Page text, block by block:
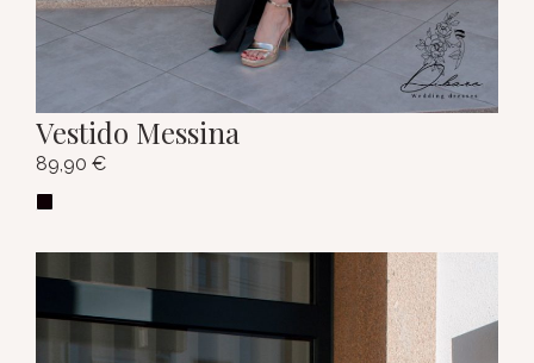
Vestido Messina
89,90 €